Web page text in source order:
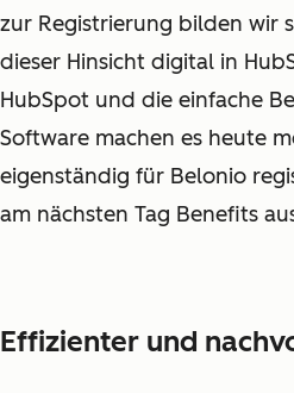
zur Registrierung bilden wir
dieser Hinsicht digital in
HubSpot und die einfache
Software machen es heute
eigenständig für Belonio
am nächsten Tag Benefits
Effizienter und